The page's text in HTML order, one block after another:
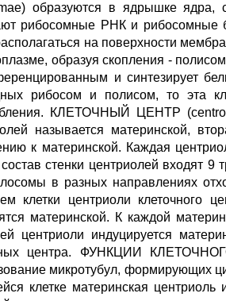
образуются в ядрышке
рибосомные РНК и рибосомные
на поверхности
образуя скопления -
и синтезирует
рибосом и полисом, то эта
КЛЕТОЧНЫЙ ЦЕНТР
называется материнской,
к материнской. Каждая
стенки центриолей входят 9
в разных направлениях
клетки центриоли клеточного
материнской. К каждой
центриоли индуцируется
центра. ФУНКЦИИ
микротубул, формирующих
клетке материнская